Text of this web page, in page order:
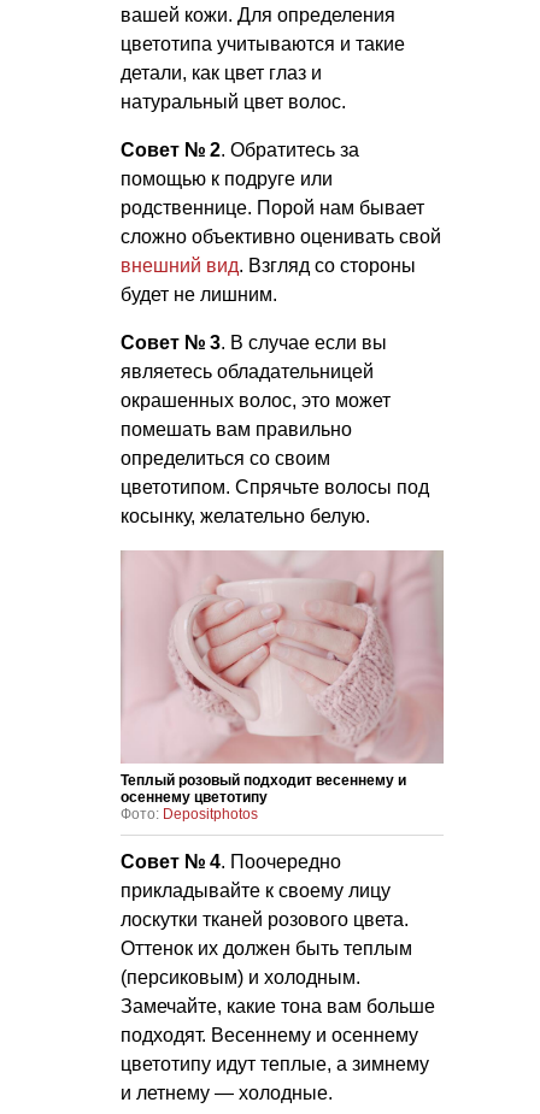
вашей кожи. Для определения
цветотипа учитываются и такие
детали, как цвет глаз и
натуральный цвет волос.
Совет № 2. Обратитесь за
помощью к подруге или
родственнице. Порой нам бывает
сложно объективно оценивать свой
внешний вид. Взгляд со стороны
будет не лишним.
Совет № 3. В случае если вы
являетесь обладательницей
окрашенных волос, это может
помешать вам правильно
определиться со своим
цветотипом. Спрячьте волосы под
косынку, желательно белую.
Теплый розовый подходит весеннему и
осеннему цветотипу
Фото: Depositphotos
Совет № 4. Поочередно
прикладывайте к своему лицу
лоскутки тканей розового цвета.
Оттенок их должен быть теплым
(персиковым) и холодным.
Замечайте, какие тона вам больше
подходят. Весеннему и осеннему
цветотипу идут теплые, а зимнему
и летнему — холодные.